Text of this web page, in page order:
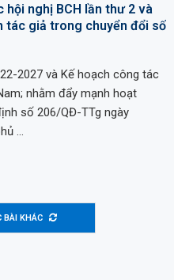
nghị BCH lần thư 2 và
tác giả trong chuyển đổi số
2027 và Kế hoạch công tác
nhằm đẩy mạnh hoạt
số 206/QĐ-TTg ngày
…
BÀI KHÁC